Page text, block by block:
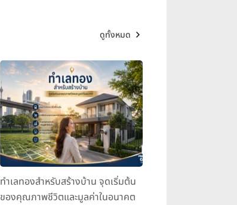
ดูทั้งหมด
ทำเลทองสำหรับสร้างบ้าน จุดเริ่มต้น
ของคุณภาพชีวิตและมูลค่าในอนาคต